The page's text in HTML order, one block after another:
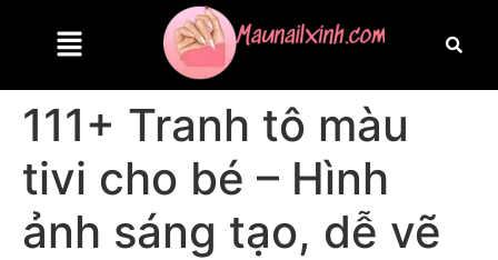
111+ Tranh tô màu
tivi cho bé – Hình
ảnh sáng tạo, dễ vẽ